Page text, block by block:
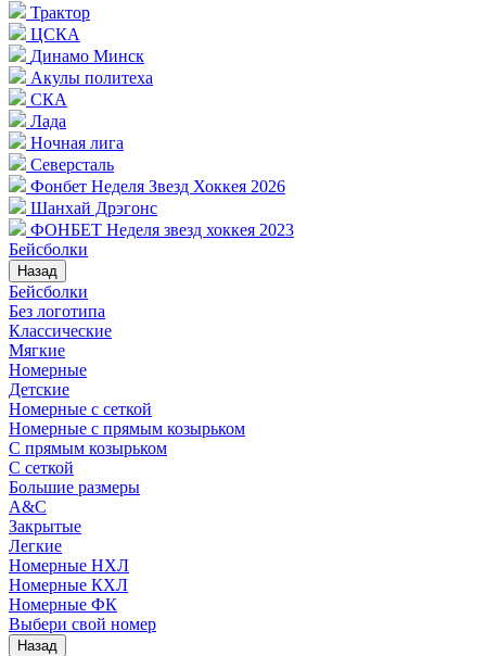
Трактор
ЦСКА
Динамо Минск
Акулы политеха
СКА
Лада
Ночная лига
Северсталь
Фонбет Неделя Звезд Хоккея 2026
Шанхай Дрэгонс
ФОНБЕТ Неделя звезд хоккея 2023
Бейсболки
Назад
Бейсболки
Без логотипа
Классические
Мягкие
Номерные
Детские
Номерные с сеткой
Номерные с прямым козырьком
С прямым козырьком
С сеткой
Большие размеры
A&C
Закрытые
Легкие
Номерные НХЛ
Номерные КХЛ
Номерные ФК
Выбери свой номер
Назад